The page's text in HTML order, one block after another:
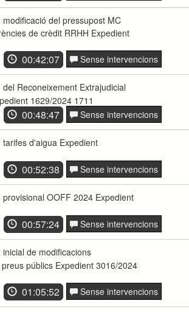
modificació del pressupost MC
de crèdit RRHH Expedient
00:42:07 Sense intervencions
del Reconeixement Extrajudicial
1629/2024 1711
00:48:47 Sense intervencions
tarifes d'aigua Expedient
00:52:38 Sense intervencions
provisional OOFF 2024 Expedient
00:57:24 Sense intervencions
inicial de modificacions
públics Expedient 3016/2024
01:05:52 Sense intervencions